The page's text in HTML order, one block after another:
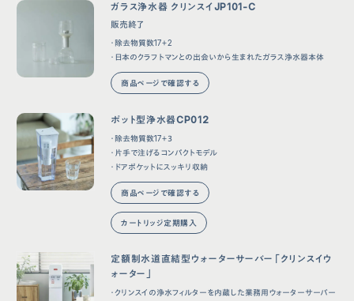
ガラス浄水器 クリンスイJP101-C
販売終了
・除去物質数17＋2
・日本のクラフトマンとの出会いから生まれたガラス浄水器本体
商品ページで確認する
ポット型浄水器CP012
・除去物質数17＋３
・片手で注げるコンパクトモデル
・ドアポケットにスッキリ収納
商品ページで確認する
カートリッジ定期購入
定額制水道直結型ウォーターサーバー「クリンスイウ
ォーター」
・クリンスイの浄水フィルターを内蔵した業務用ウォーターサーバー